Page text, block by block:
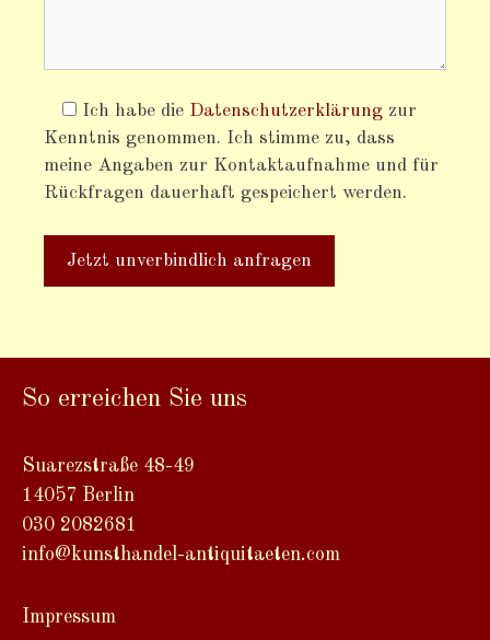
Ich habe die Datenschutzerklärung zur
Kenntnis genommen. Ich stimme zu, dass
meine Angaben zur Kontaktaufnahme und für
Rückfragen dauerhaft gespeichert werden.
l
e
n
a
t
i
:
So erreichen Sie uns
Suarezstraße 48-49
14057 Berlin
030 2082681
info@kunsthandel-antiquitaeten.com
Impressum